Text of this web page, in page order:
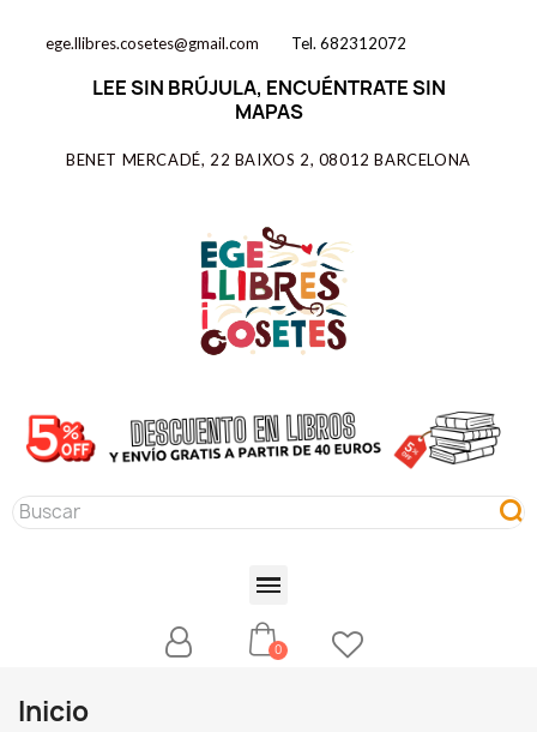
ege.llibres.cosetes@gmail.com Tel. 682312072
LEE SIN BRÚJULA, ENCUÉNTRATE SIN
MAPAS
BENET MERCADÉ, 22 BAIXOS 2, 08012 BARCELONA
Inicio